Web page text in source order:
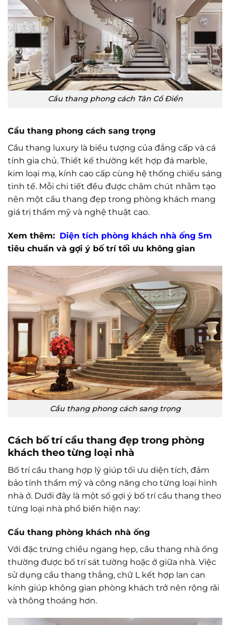
Cầu thang phong cách Tân Cổ Điển
Cầu thang phong cách sang trọng
Cầu thang luxury là biểu tượng của đẳng cấp và cá
tính gia chủ. Thiết kế thường kết hợp đá marble,
kim loại mạ, kính cao cấp cùng hệ thống chiếu sáng
tinh tế. Mỗi chi tiết đều được chăm chút nhằm tạo
nên một cầu thang đẹp trong phòng khách mang
giá trị thẩm mỹ và nghệ thuật cao.
Xem thêm: Diện tích phòng khách nhà ống 5m
tiêu chuẩn và gợi ý bố trí tối ưu không gian
Cầu thang phong cách sang trọng
Cách bố trí cầu thang đẹp trong phòng
khách theo từng loại nhà
Bố trí cầu thang hợp lý giúp tối ưu diện tích, đảm
bảo tính thẩm mỹ và công năng cho từng loại hình
nhà ở. Dưới đây là một số gợi ý bố trí cầu thang theo
từng loại nhà phổ biến hiện nay:
Cầu thang phòng khách nhà ống
Với đặc trưng chiều ngang hẹp, cầu thang nhà ống
thường được bố trí sát tường hoặc ở giữa nhà. Việc
sử dụng cầu thang thẳng, chữ L kết hợp lan can
kính giúp không gian phòng khách trở nên rộng rãi
và thông thoáng hơn.